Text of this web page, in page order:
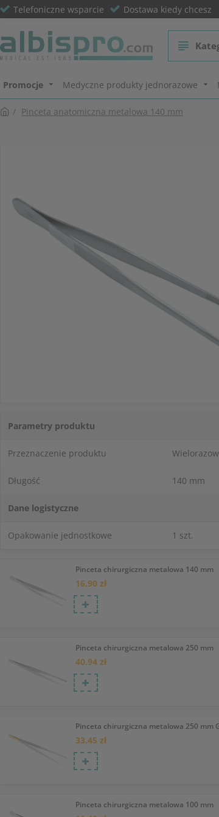
Telefoniczne wsparcie Dostawa kiedy chcesz
Promocje Medyczne produkty jednorazowe
Pinceta anatomiczna metalowa 140 mm
Pinceta chirurgiczna metalowa 140 mm
16.90 zł
Pinceta chirurgiczna metalowa 250 mm
40.94 zł
Pinceta chirurgiczna metalowa 250 mm
33.45 zł
Pinceta chirurgiczna metalowa 100 mm
Parametry produktu
Przeznaczenie produktu
Długość 140 mm
Dane logistyczne
Opakowanie jednostkowe 1 szt.